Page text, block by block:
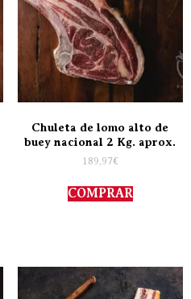
Chuleta de lomo alto de
buey nacional 2 Kg. aprox.
189,97€
COMPRAR